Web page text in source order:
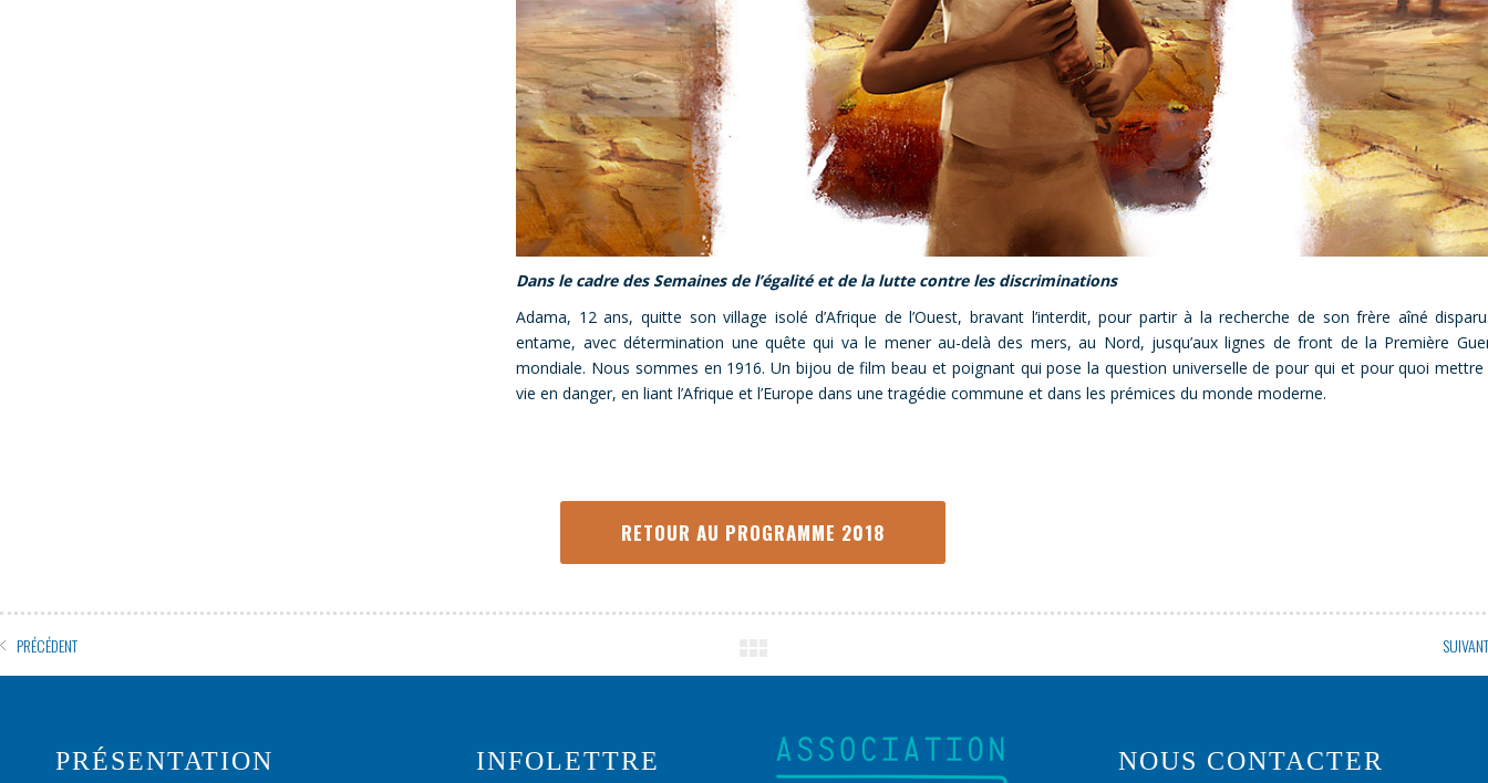
Dans le cadre des Semaines de l’égalité et de la lutte contre les discriminations
Adama, 12 ans, quitte son village isolé d’Afrique de l’Ouest, bravant l’interdit, pour partir à la recherche de son frère aîné
entame, avec détermination une quête qui va le mener au-delà des mers, au Nord, jusqu’aux lignes de front de la Première
mondiale. Nous sommes en 1916. Un bijou de film beau et poignant qui pose la question universelle de pour qui et pour quoi mettre
vie en danger, en liant l’Afrique et l’Europe dans une tragédie commune et dans les prémices du monde moderne.
RETOUR AU PROGRAMME 2018
PRÉCÉDENT SUIVANT
PRÉSENTATION INFOLETTRE NOUS CONTACTER